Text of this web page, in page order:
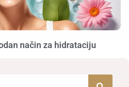
način za hidrataciju